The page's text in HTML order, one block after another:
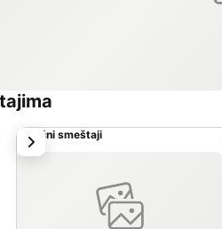
Slični smeštaji
sledeće